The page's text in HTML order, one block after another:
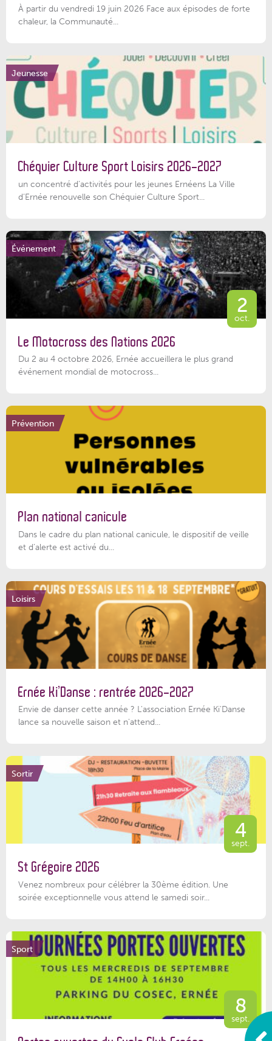
À partir du vendredi 19 juin 2026 Face aux épisodes de forte
chaleur, la Communauté...
Jeunesse
Chéquier Culture Sport Loisirs 2026-2027
un concentré d’activités pour les jeunes Ernéens La Ville
d’Ernée renouvelle son Chéquier Culture Sport...
Événement
2
oct.
Le Motocross des Nations 2026
Du 2 au 4 octobre 2026, Ernée accueillera le plus grand
événement mondial de motocross...
Prévention
Plan national canicule
Dans le cadre du plan national canicule, le dispositif de veille
et d’alerte est activé du...
Loisirs
Ernée Ki’Danse : rentrée 2026-2027
Envie de danser cette année ? L'association Ernée Ki'Danse
lance sa nouvelle saison et n'attend...
Sortir
4
sept.
St Grégoire 2026
Venez nombreux pour célébrer la 30ème édition. Une
soirée exceptionnelle vous attend le samedi soir...
Sport
8
sept.